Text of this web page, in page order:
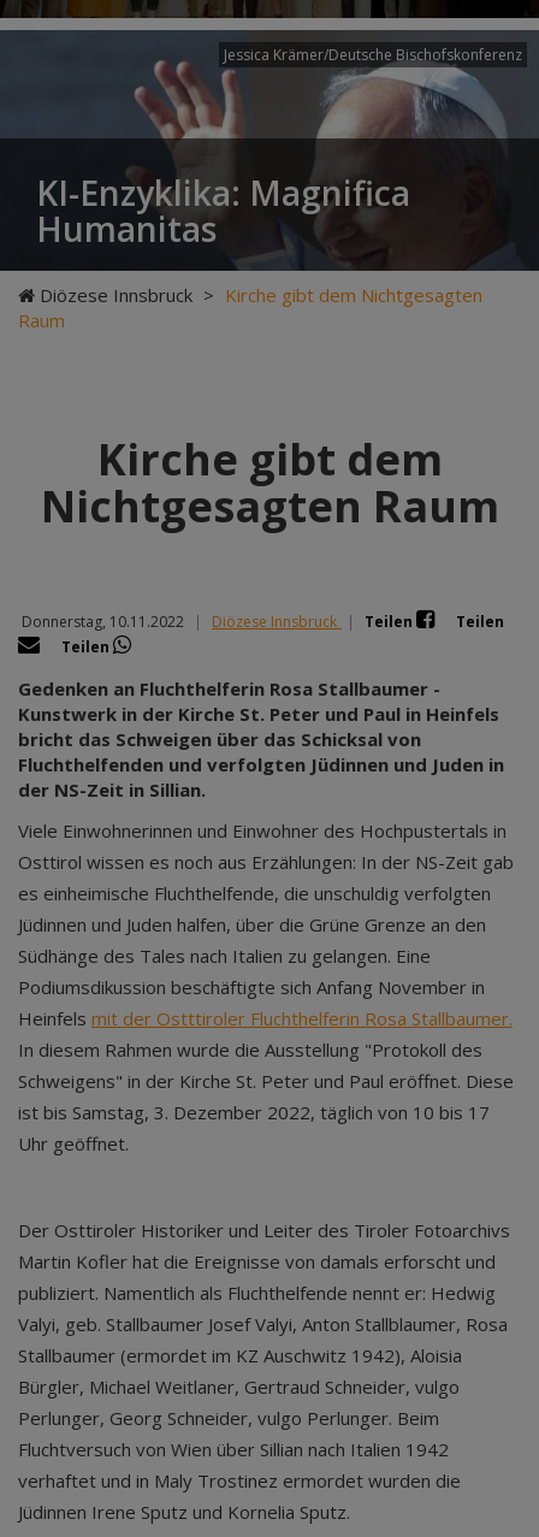
Jessica Krämer/Deutsche Bischofskonferenz
KI-Enzyklika: Magnifica
Humanitas
Diözese Innsbruck > Kirche gibt dem Nichtgesagten
Raum
Kirche gibt dem
Nichtgesagten Raum
Donnerstag, 10.11.2022 | Diözese Innsbruck | Teilen
Teilen
Teilen
Gedenken an Fluchthelferin Rosa Stallbaumer -
Kunstwerk in der Kirche St. Peter und Paul in Heinfels
bricht das Schweigen über das Schicksal von
Fluchthelfenden und verfolgten Jüdinnen und Juden in
der NS-Zeit in Sillian.
Viele Einwohnerinnen und Einwohner des Hochpustertals in
Osttirol wissen es noch aus Erzählungen: In der NS-Zeit gab
es einheimische Fluchthelfende, die unschuldig verfolgten
Jüdinnen und Juden halfen, über die Grüne Grenze an den
Südhänge des Tales nach Italien zu gelangen. Eine
Podiumsdikussion beschäftigte sich Anfang November in
Heinfels mit der Ostttiroler Fluchthelferin Rosa Stallbaumer.
In diesem Rahmen wurde die Ausstellung "Protokoll des
Schweigens" in der Kirche St. Peter und Paul eröffnet. Diese
ist bis Samstag, 3. Dezember 2022, täglich von 10 bis 17
Uhr geöffnet.
Der Osttiroler Historiker und Leiter des Tiroler Fotoarchivs
Martin Kofler hat die Ereignisse von damals erforscht und
publiziert. Namentlich als Fluchthelfende nennt er: Hedwig
Valyi, geb. Stallbaumer Josef Valyi, Anton Stallblaumer, Rosa
Stallbaumer (ermordet im KZ Auschwitz 1942), Aloisia
Bürgler, Michael Weitlaner, Gertraud Schneider, vulgo
Perlunger, Georg Schneider, vulgo Perlunger. Beim
Fluchtversuch von Wien über Sillian nach Italien 1942
verhaftet und in Maly Trostinez ermordet wurden die
Jüdinnen Irene Sputz und Kornelia Sputz.